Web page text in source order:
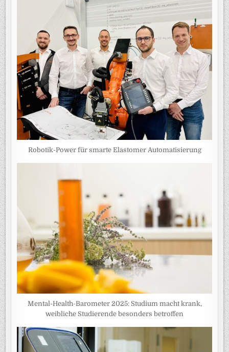
Robotik-Power für smarte Elastomer Automatisierung
Mental-Health-Barometer 2025: Studium macht krank,
weibliche Studierende besonders betroffen